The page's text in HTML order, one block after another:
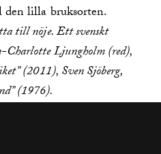
lilla bruksorten.
till nöje. Ett svenskt
Charlotte Ljungholm (red),
(2011), Sven Sjöberg,
(1976).